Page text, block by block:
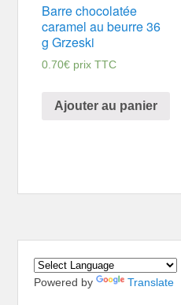
Barre chocolatée
caramel au beurre 36
g Grzeski
0.70€ prix TTC
Ajouter au panier
Powered by Translate